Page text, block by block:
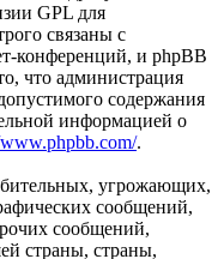
GPL для
связаны с
конференций, и phpBB
что администрация
содержания
информацией о
.
угрожающих,
сообщений,
сообщений,
страны, страны,